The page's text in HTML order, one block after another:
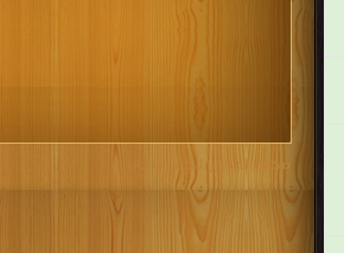
مكتبة تحميل الكتب مجانا